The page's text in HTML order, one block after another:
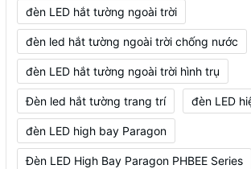
đèn LED hắt tường ngoài trời
đèn led hắt tường ngoài trời chống nước
đèn LED hắt tường ngoài trời hình trụ
Đèn led hắt tường trang trí đèn LED
đèn LED high bay Paragon
Đèn LED High Bay Paragon PHBEE Series